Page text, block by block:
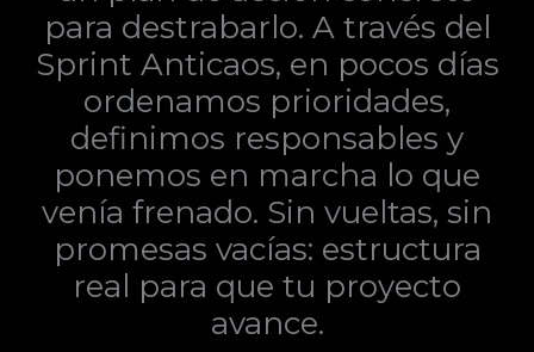
para destrabarlo. A través del
Sprint Anticaos, en pocos días
ordenamos prioridades,
definimos responsables y
ponemos en marcha lo que
venía frenado. Sin vueltas, sin
promesas vacías: estructura
real para que tu proyecto
avance.